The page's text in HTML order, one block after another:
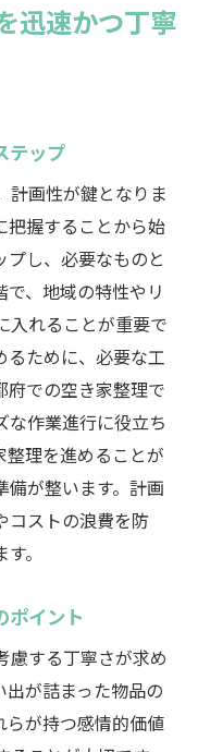
迅速かつ丁寧
テップ
計画性が鍵となりま
把握することから始
し、必要なものと
、地域の特性やリ
入れることが重要で
るために、必要な工
府での空き家整理で
な作業進行に役立ち
整理を進めることが
備が整います。計画
コストの浪費を防
。
ポイント
慮する丁寧さが求め
出が詰まった物品の
らが持つ感情的価値